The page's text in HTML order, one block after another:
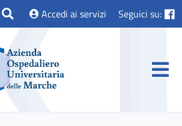
Accedi ai servizi Seguici su: